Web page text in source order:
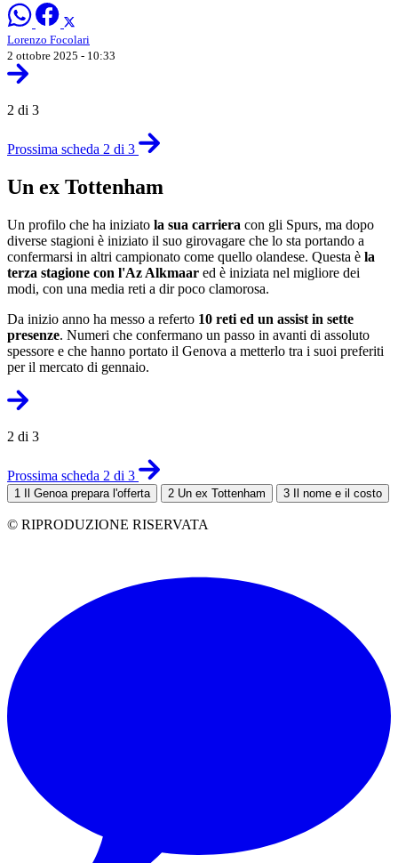
Lorenzo Focolari
2 ottobre 2025 - 10:33
2 di 3
Prossima scheda 2 di 3
Un ex Tottenham
Un profilo che ha iniziato la sua carriera con gli Spurs, ma dopo
diverse stagioni è iniziato il suo girovagare che lo sta portando a
confermarsi in altri campionato come quello olandese. Questa è la
terza stagione con l'Az Alkmaar ed è iniziata nel migliore dei
modi, con una media reti a dir poco clamorosa.
Da inizio anno ha messo a referto 10 reti ed un assist in sette
presenze. Numeri che confermano un passo in avanti di assoluto
spessore e che hanno portato il Genova a metterlo tra i suoi preferiti
per il mercato di gennaio.
2 di 3
Prossima scheda 2 di 3
1 Il Genoa prepara l'offerta 2 Un ex Tottenham 3 Il nome e il costo
© RIPRODUZIONE RISERVATA